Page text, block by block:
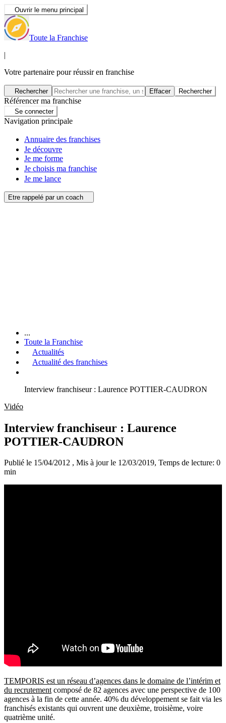
Ouvrir le menu principal
Toute la Franchise
|
Votre partenaire pour réussir en franchise
Rechercher Effacer Rechercher
Référencer ma franchise
Se connecter
Navigation principale
Annuaire des franchises
Je découvre
Je me forme
Je choisis ma franchise
Je me lance
Etre rappelé par un coach
...
Toute la Franchise
Actualités
Actualité des franchises
Interview franchiseur : Laurence POTTIER-CAUDRON
Vidéo
Interview franchiseur : Laurence
POTTIER-CAUDRON
Publié le 15/04/2012 , Mis à jour le 12/03/2019, Temps de lecture: 0
min
TEMPORIS est un réseau d’agences dans le domaine de l’intérim et
du recrutementcomposé de 82 agences avec une perspective de 100
agences à la fin de cette année. 40% du développement se fait via les
franchisés existants qui ouvrent une deuxième, troisième, voire
quatrième unité.